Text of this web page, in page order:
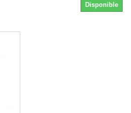
Disponible